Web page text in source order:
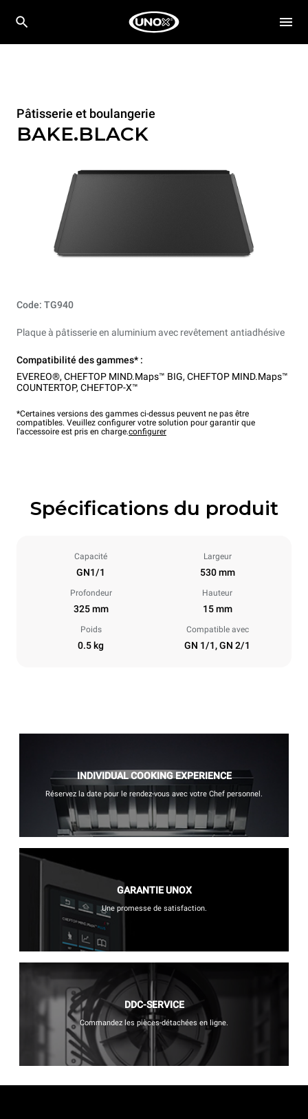
Pâtisserie et boulangerie
BAKE.BLACK
Code: TG940
Plaque à pâtisserie en aluminium avec revêtement antiadhésive
Compatibilité des gammes* :
EVEREO®, CHEFTOP MIND.Maps™ BIG, CHEFTOP MIND.Maps™
COUNTERTOP, CHEFTOP-X™
*Certaines versions des gammes ci-dessus peuvent ne pas être
compatibles. Veuillez configurer votre solution pour garantir que
l'accessoire est pris en charge.configurer
Spécifications du produit
Capacité
GN1/1
Largeur
530 mm
Profondeur
325 mm
Hauteur
15 mm
Poids
0.5 kg
Compatible avec
GN 1/1, GN 2/1
INDIVIDUAL COOKING EXPERIENCE
Réservez la date pour le rendez-vous avec votre Chef personnel.
GARANTIE UNOX
Une promesse de satisfaction.
DDC-SERVICE
Commandez les pièces-détachées en ligne.